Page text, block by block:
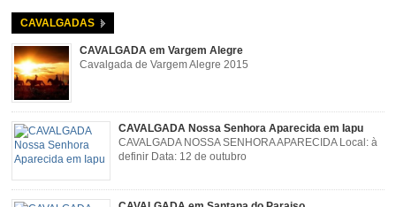
CAVALGADAS
CAVALGADA em Vargem Alegre
Cavalgada de Vargem Alegre 2015
CAVALGADA Nossa Senhora Aparecida em Iapu
CAVALGADA NOSSA SENHORA APARECIDA Local: à
definir Data: 12 de outubro